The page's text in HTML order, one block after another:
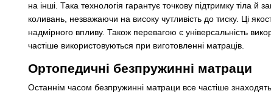
на інші. Така технологія гарантує точкову підтримку
коливань, незважаючи на високу чутливість до тиску. Ці
надмірного впливу. Також перевагою є універсальність
частіше використовуються при виготовленні матраців.
Ортопедичні безпружинні матраци
Останнім часом безпружинні матраци все частіше